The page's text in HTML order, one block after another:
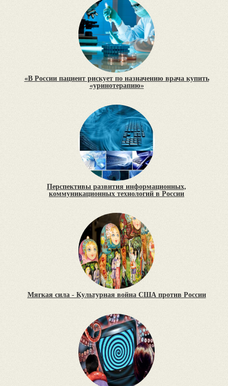
«В России пациент рискует по назначению врача купить
«уринотерапию»
Перспективы развития информационных,
коммуникационных технологий в России
Мягкая сила - Культурная война США против России